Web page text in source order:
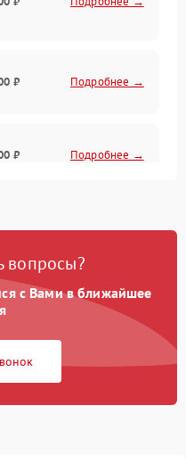
₽ Подробнее →
₽ Подробнее →
₽ Подробнее →
₽ Подробнее →
вопросы?
с Вами в ближайшее